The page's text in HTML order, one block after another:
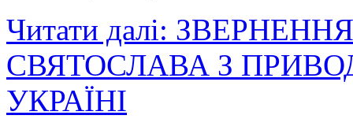
Читати далі:
СВЯТОСЛАВА З
УКРАЇНІ